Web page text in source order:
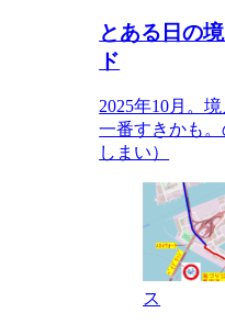
とある日の
ド
2025年10月。
一番すきかも
しまい）
ス